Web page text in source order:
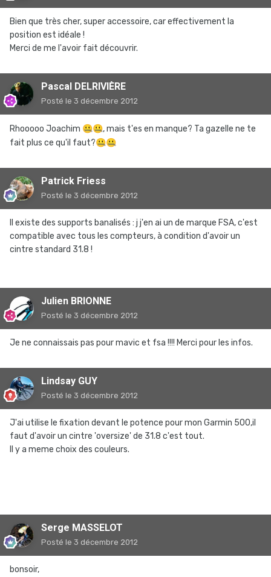
Bien que très cher, super accessoire, car effectivement la
position est idéale !
Merci de me l'avoir fait découvrir.
Pascal DELRIVIÈRE
Posté le 3 décembre 2012
Rhooooo Joachim 🤐🤐, mais t'es en manque? Ta gazelle ne te
fait plus ce qu'il faut?🤐🤐
Patrick Friess
Posté le 3 décembre 2012
Il existe des supports banalisés : j j'en ai un de marque FSA, c'est
compatible avec tous les compteurs, à condition d'avoir un
cintre standard 31.8 !
Julien BRIONNE
Posté le 3 décembre 2012
Je ne connaissais pas pour mavic et fsa !!!! Merci pour les infos.
Lindsay GUY
Posté le 3 décembre 2012
J'ai utilise le fixation devant le potence pour mon Garmin 500,il
faut d'avoir un cintre 'oversize' de 31.8 c'est tout.
Il y a meme choix des couleurs.
Serge MASSELOT
Posté le 3 décembre 2012
bonsoir,